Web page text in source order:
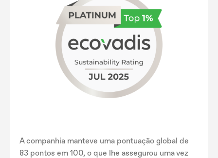
A companhia manteve uma pontuação global de
83 pontos em 100, o que lhe assegurou uma vez